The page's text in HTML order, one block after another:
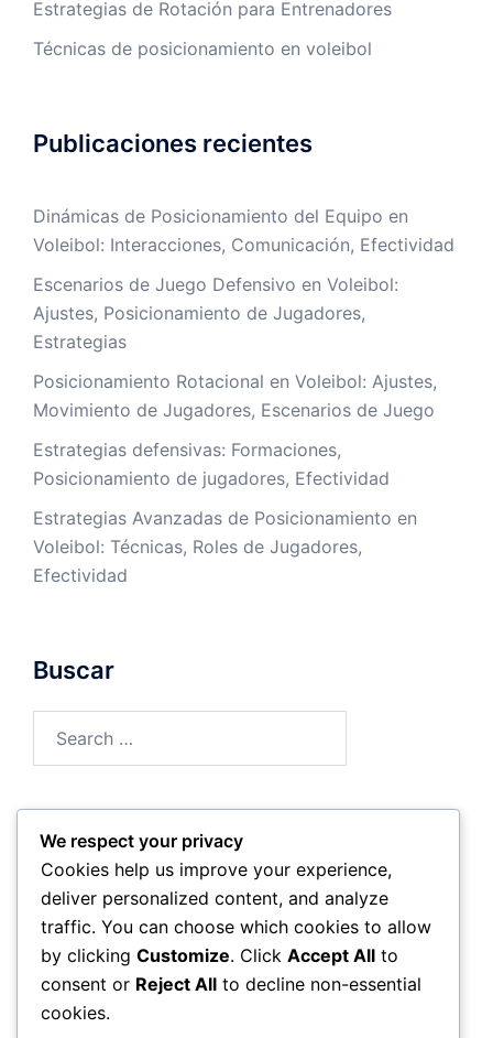
Estrategias de Rotación para Entrenadores
Técnicas de posicionamiento en voleibol
Publicaciones recientes
Dinámicas de Posicionamiento del Equipo en
Voleibol: Interacciones, Comunicación, Efectividad
Escenarios de Juego Defensivo en Voleibol:
Ajustes, Posicionamiento de Jugadores,
Estrategias
Posicionamiento Rotacional en Voleibol: Ajustes,
Movimiento de Jugadores, Escenarios de Juego
Estrategias defensivas: Formaciones,
Posicionamiento de jugadores, Efectividad
Estrategias Avanzadas de Posicionamiento en
Voleibol: Técnicas, Roles de Jugadores,
Efectividad
Buscar
for:
Archivo
February 2026
January 2026
We respect your privacy
Cookies help us improve your experience,
deliver personalized content, and analyze
traffic. You can choose which cookies to allow
by clicking Customize. Click Accept All to
consent or Reject All to decline non-essential
cookies.